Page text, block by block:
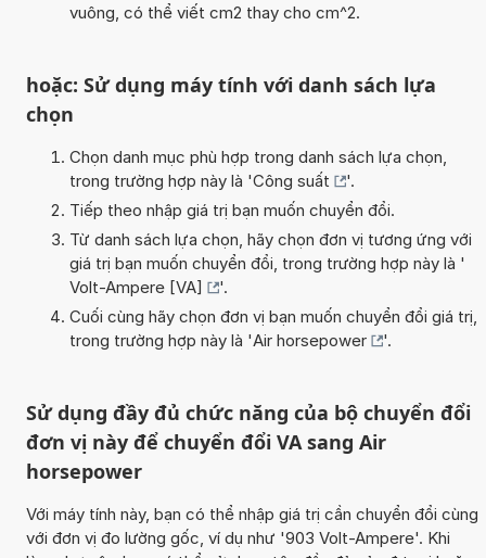
vuông, có thể viết cm2 thay cho cm^2.
hoặc: Sử dụng máy tính với danh sách lựa
chọn
Chọn danh mục phù hợp trong danh sách lựa chọn,
trong trường hợp này là 'Công suất
'.
Tiếp theo nhập giá trị bạn muốn chuyển đổi.
Từ danh sách lựa chọn, hãy chọn đơn vị tương ứng với
giá trị bạn muốn chuyển đổi, trong trường hợp này là '
Volt-Ampere [VA]
'.
Cuối cùng hãy chọn đơn vị bạn muốn chuyển đổi giá trị,
trong trường hợp này là 'Air horsepower '.
Sử dụng đầy đủ chức năng của bộ chuyển đổi
đơn vị này để chuyển đổi VA sang Air
horsepower
Với máy tính này, bạn có thể nhập giá trị cần chuyển đổi cùng
với đơn vị đo lường gốc, ví dụ như '903 Volt-Ampere'. Khi